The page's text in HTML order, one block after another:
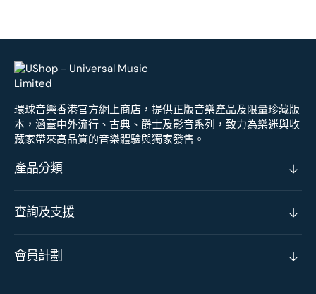
環球音樂香港官方網上商店，提供正版音樂產品及限量珍藏版
本，涵蓋中外流行、古典、爵士及影音系列，致力為樂迷與收
藏家帶來高品質的音樂體驗與獨家發售。
產品分類
查詢及支援
會員計劃